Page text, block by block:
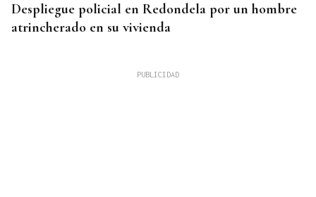
Despliegue policial en Redondela por un hombre
atrincherado en su vivienda